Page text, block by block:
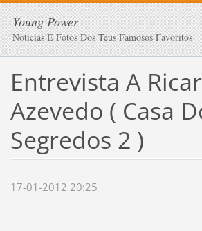
Young Power
Noticias E Fotos Dos Teus Famosos Favoritos
Entrevista A
Azevedo ( Casa
Segredos 2 )
17-01-2012 20:25